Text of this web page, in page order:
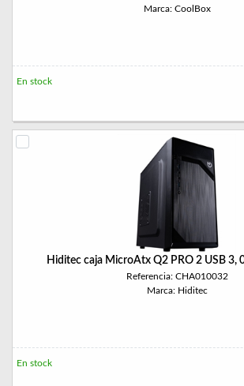
Marca: CoolBox
En stock
Hiditec caja MicroAtx Q2 PRO 2 USB 3,
Referencia: CHA010032
Marca: Hiditec
En stock